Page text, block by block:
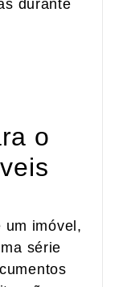
durante
o
um imóvel,
série